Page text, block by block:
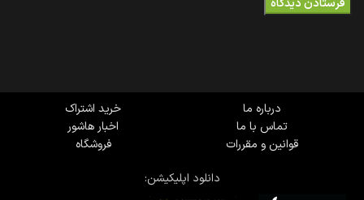
درباره ما
تماس با ما
قوانین و مقررات
خرید اشتراک
اخبار هاشور
فروشگاه
دانلود اپلیکیشن: